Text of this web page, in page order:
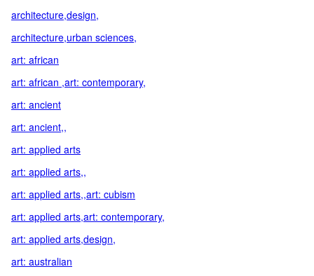
architecture,design,
architecture,urban sciences,
art: african
art: african ,art: contemporary,
art: ancient
art: ancient,,
art: applied arts
art: applied arts,,
art: applied arts,,art: cubism
art: applied arts,art: contemporary,
art: applied arts,design,
art: australian